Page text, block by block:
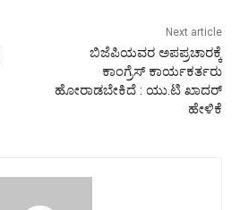
Next article
ಬಿಜೆಪಿಯವರ ಅಪಪ್ರಚಾರಕ್ಕೆ
ಕಾಂಗ್ರೆಸ್ ಕಾರ್ಯಕರ್ತರು
ಹೋರಾಡಬೇಕಿದೆ : ಯು.ಟಿ ಖಾದರ್
ಹೇಳಿಕೆ